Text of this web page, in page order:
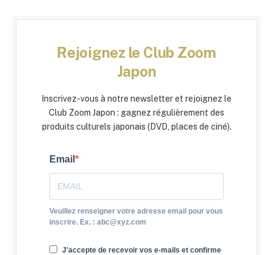
Rejoignez le Club Zoom
Japon
Inscrivez-vous à notre newsletter et rejoignez le
Club Zoom Japon : gagnez régulièrement des
produits culturels japonais (DVD, places de ciné).
Email
Veuillez renseigner votre adresse email pour vous
inscrire. Ex. : abc@xyz.com
J'accepte de recevoir vos e-mails et confirme